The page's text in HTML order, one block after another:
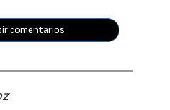
comentarios